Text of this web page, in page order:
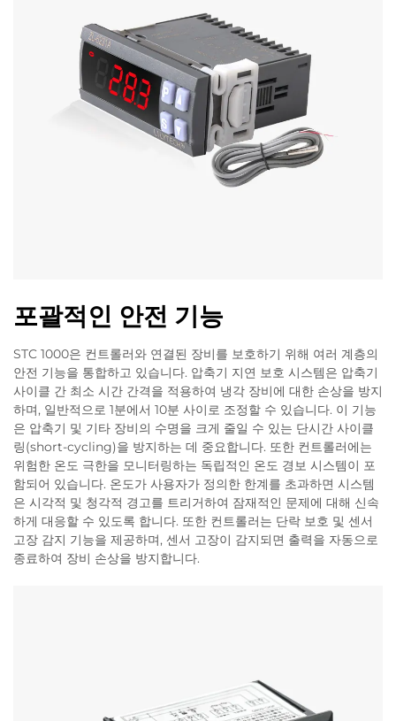
포괄적인 안전 기능
STC 1000은 컨트롤러와 연결된 장비를 보호하기 위해 여러 계층의
안전 기능을 통합하고 있습니다. 압축기 지연 보호 시스템은 압축기
사이클 간 최소 시간 간격을 적용하여 냉각 장비에 대한 손상을 방지
하며, 일반적으로 1분에서 10분 사이로 조정할 수 있습니다. 이 기능
은 압축기 및 기타 장비의 수명을 크게 줄일 수 있는 단시간 사이클
링(short-cycling)을 방지하는 데 중요합니다. 또한 컨트롤러에는
위험한 온도 극한을 모니터링하는 독립적인 온도 경보 시스템이 포
함되어 있습니다. 온도가 사용자가 정의한 한계를 초과하면 시스템
은 시각적 및 청각적 경고를 트리거하여 잠재적인 문제에 대해 신속
하게 대응할 수 있도록 합니다. 또한 컨트롤러는 단락 보호 및 센서
고장 감지 기능을 제공하며, 센서 고장이 감지되면 출력을 자동으로
종료하여 장비 손상을 방지합니다.